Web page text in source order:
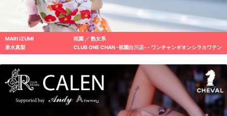
MARI IZUMI
泉水真梨
祇園 ／ 熟女系
CLUB ONE CHAN -祇園白川店- - ワンチャンギオンシラカワテン